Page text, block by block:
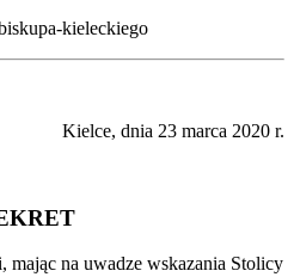
kieleckiego
Kielce, dnia 23 marca 2020 r.
mając na uwadze wskazania Stolicy